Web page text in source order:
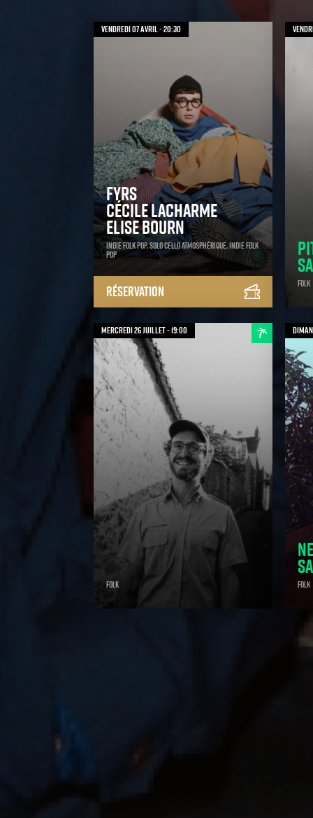
vendredi 07 avril - 20:30
Fyrs
Cécile Lacharme
Elise Bourn
Indie Folk Pop, Solo Cello Atmosphérique, Indie Folk
Pop
Réservation
Folk
mercredi 26 juillet - 19:00
Folk Folk